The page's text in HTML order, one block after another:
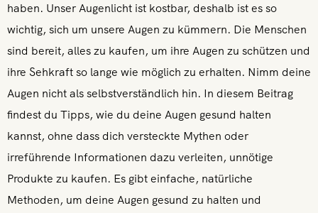
haben. Unser Augenlicht ist kostbar, deshalb ist es so
wichtig, sich um unsere Augen zu kümmern. Die Menschen
sind bereit, alles zu kaufen, um ihre Augen zu schützen und
ihre Sehkraft so lange wie möglich zu erhalten. Nimm deine
Augen nicht als selbstverständlich hin. In diesem Beitrag
findest du Tipps, wie du deine Augen gesund halten
kannst, ohne dass dich versteckte Mythen oder
irreführende Informationen dazu verleiten, unnötige
Produkte zu kaufen. Es gibt einfache, natürliche
Methoden, um deine Augen gesund zu halten und